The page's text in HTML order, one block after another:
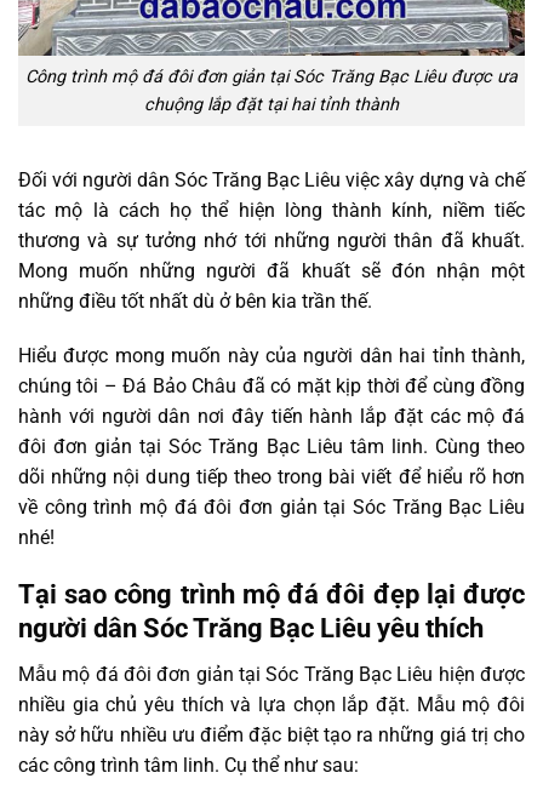
Công trình mộ đá đôi đơn giản tại Sóc Trăng Bạc Liêu được ưa
chuộng lắp đặt tại hai tỉnh thành
Đối với người dân Sóc Trăng Bạc Liêu việc xây dựng và chế
tác mộ là cách họ thể hiện lòng thành kính, niềm tiếc
thương và sự tưởng nhớ tới những người thân đã khuất.
Mong muốn những người đã khuất sẽ đón nhận một
những điều tốt nhất dù ở bên kia trần thế.
Hiểu được mong muốn này của người dân hai tỉnh thành,
chúng tôi – Đá Bảo Châu đã có mặt kịp thời để cùng đồng
hành với người dân nơi đây tiến hành lắp đặt các mộ đá
đôi đơn giản tại Sóc Trăng Bạc Liêu tâm linh. Cùng theo
dõi những nội dung tiếp theo trong bài viết để hiểu rõ hơn
về công trình mộ đá đôi đơn giản tại Sóc Trăng Bạc Liêu
nhé!
Tại sao công trình mộ đá đôi đẹp lại được
người dân Sóc Trăng Bạc Liêu yêu thích
Mẫu mộ đá đôi đơn giản tại Sóc Trăng Bạc Liêu hiện được
nhiều gia chủ yêu thích và lựa chọn lắp đặt. Mẫu mộ đôi
này sở hữu nhiều ưu điểm đặc biệt tạo ra những giá trị cho
các công trình tâm linh. Cụ thể như sau: